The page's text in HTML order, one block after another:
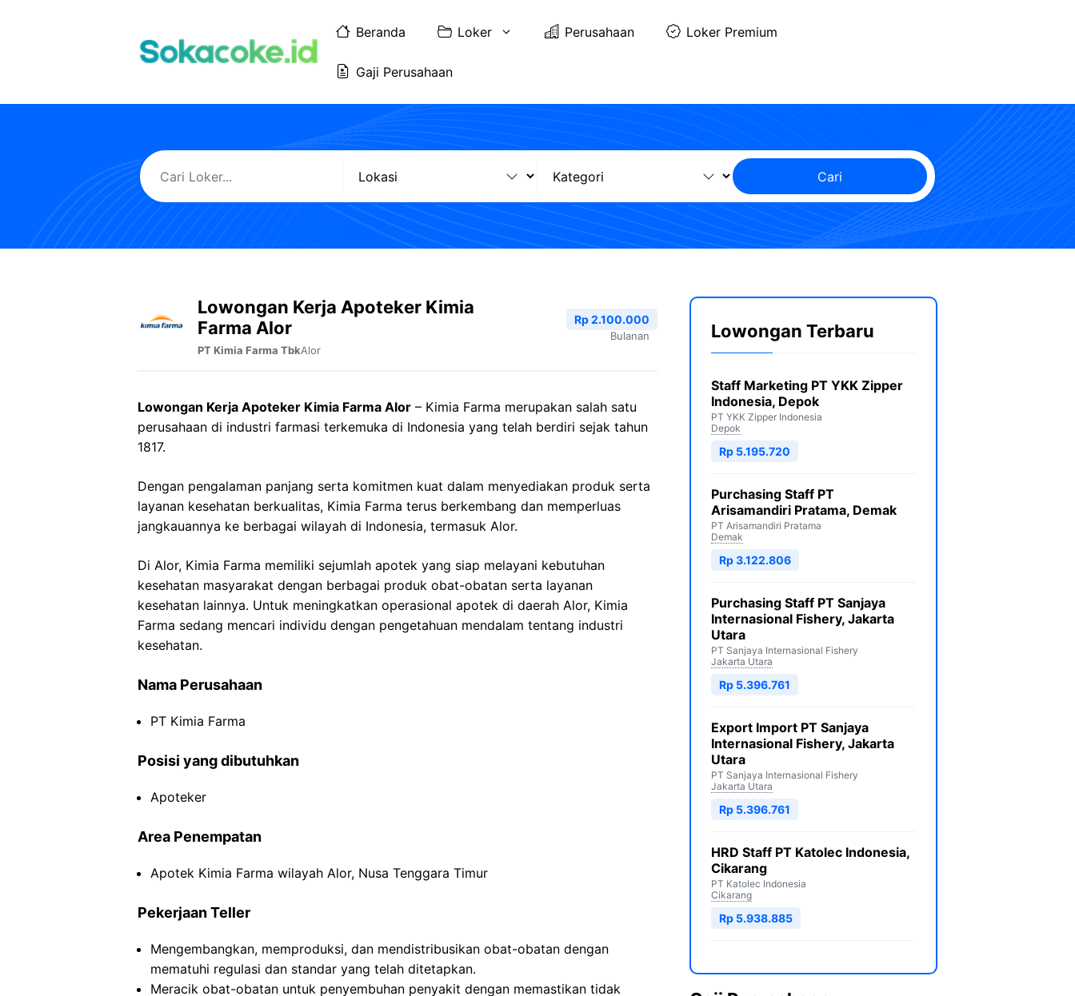
Beranda Loker Perusahaan Loker Premium
Gaji Perusahaan
Cari
Lowongan Kerja Apoteker Kimia
Farma Alor
PT Kimia Farma TbkAlor
Rp 2.100.000
Bulanan
Lowongan Kerja Apoteker Kimia Farma Alor – Kimia Farma merupakan salah satu
perusahaan di industri farmasi terkemuka di Indonesia yang telah berdiri sejak tahun
1817.
Dengan pengalaman panjang serta komitmen kuat dalam menyediakan produk serta
layanan kesehatan berkualitas, Kimia Farma terus berkembang dan memperluas
jangkauannya ke berbagai wilayah di Indonesia, termasuk Alor.
Di Alor, Kimia Farma memiliki sejumlah apotek yang siap melayani kebutuhan
kesehatan masyarakat dengan berbagai produk obat-obatan serta layanan
kesehatan lainnya. Untuk meningkatkan operasional apotek di daerah Alor, Kimia
Farma sedang mencari individu dengan pengetahuan mendalam tentang industri
kesehatan.
Nama Perusahaan
PT Kimia Farma
Posisi yang dibutuhkan
Apoteker
Area Penempatan
Apotek Kimia Farma wilayah Alor, Nusa Tenggara Timur
Pekerjaan Teller
Mengembangkan, memproduksi, dan mendistribusikan obat-obatan dengan
mematuhi regulasi dan standar yang telah ditetapkan.
Meracik obat-obatan untuk penyembuhan penyakit dengan memastikan tidak
Lowongan Terbaru
Staff Marketing PT YKK Zipper
Indonesia, Depok
PT YKK Zipper Indonesia
Depok
Rp 5.195.720
Purchasing Staff PT
Arisamandiri Pratama, Demak
PT Arisamandiri Pratama
Demak
Rp 3.122.806
Purchasing Staff PT Sanjaya
Internasional Fishery, Jakarta
Utara
PT Sanjaya Internasional Fishery
Jakarta Utara
Rp 5.396.761
Export Import PT Sanjaya
Internasional Fishery, Jakarta
Utara
PT Sanjaya Internasional Fishery
Jakarta Utara
Rp 5.396.761
HRD Staff PT Katolec Indonesia,
Cikarang
PT Katolec Indonesia
Cikarang
Rp 5.938.885